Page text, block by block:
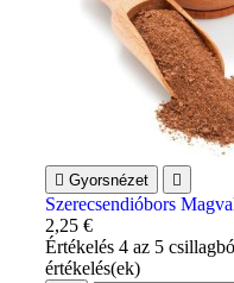
 Gyorsnézet 
Szerecsendióbors
2,25 €
Értékelés4 az 5
értékelés(ek)